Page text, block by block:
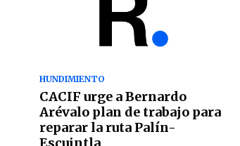
HUNDIMIENTO
CACIF urge a Bernardo
Arévalo plan de trabajo para
reparar la ruta Palín-
Escuintla